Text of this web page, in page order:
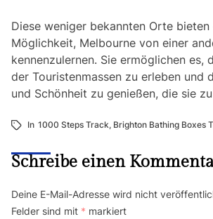
Diese weniger bekannten Orte
Möglichkeit, Melbourne von einer
kennenzulernen. Sie ermöglichen es,
der Touristenmassen zu erleben und
und Schönheit zu genießen, die sie
In 1000 Steps Track, Brighton Bathing Boxes
Schreibe einen
Deine E-Mail-Adresse wird nicht
Felder sind mit * markiert